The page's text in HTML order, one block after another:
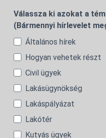
Válassza ki azokat a
(Bármennyi hírlevelet
Általános hírek
Hogyan vehetek részt
Civil ügyek
Lakásügynökség
Lakáspályázat
Lakótér
Kutyás ügyek